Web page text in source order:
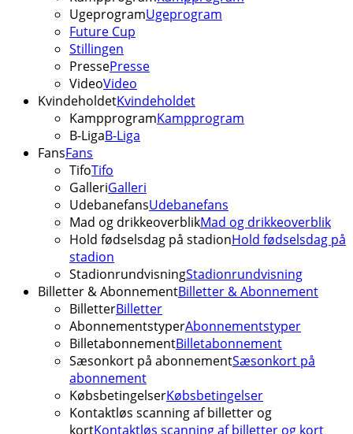
UgeprogramUgeprogram
Future Cup
Stillingen
PressePresse
VideoVideo
KvindeholdetKvindeholdet
KampprogramKampprogram
B-LigaB-Liga
FansFans
TifoTifo
GalleriGalleri
UdebanefansUdebanefans
Mad og drikkeoverblikMad og drikkeoverblik
Hold fødselsdag på stadionHold fødselsdag på
stadion
StadionrundvisningStadionrundvisning
Billetter & AbonnementBilletter & Abonnement
BilletterBilletter
AbonnementstyperAbonnementstyper
BilletabonnementBilletabonnement
Sæsonkort på abonnementSæsonkort på
abonnement
KøbsbetingelserKøbsbetingelser
Kontaktløs scanning af billetter og
kortKontaktløs scanning af billetter og kort